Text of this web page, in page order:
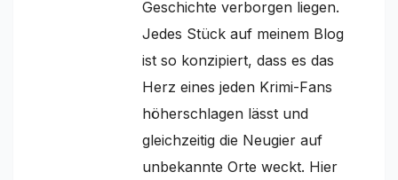
Geschichte verborgen liegen.
Jedes Stück auf meinem Blog
ist so konzipiert, dass es das
Herz eines jeden Krimi-Fans
höherschlagen lässt und
gleichzeitig die Neugier auf
unbekannte Orte weckt. Hier